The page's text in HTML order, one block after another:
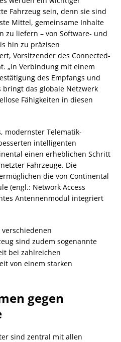
Fahrzeug sein, denn sie sind
Mittel, gemeinsame Inhalte
zu liefern – von Software- und
hin zu präzisen
Vorsitzender des Connected-
„In Verbindung mit einem
des Empfangs und
das globale Netzwerk
Fähigkeiten in diesen
modernster Telematik-
intelligenten
einen erheblichen Schritt
Fahrzeuge. Die
die von Continental
(engl.: Network Access
Antennenmodul integriert
sind zudem sogenannte
bei zahlreichen
von einem starken
gegen
sind zentral mit allen